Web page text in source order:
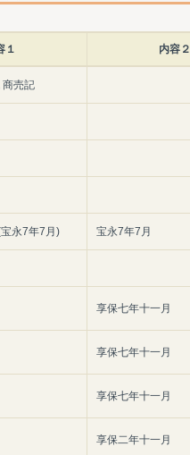
１ 内容２
商売記
永7年7月) 宝永7年7月
享保七年十一月
享保七年十一月
享保七年十一月
享保二年十一月